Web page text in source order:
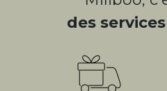
des